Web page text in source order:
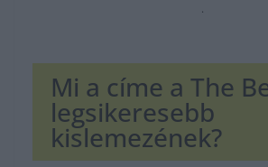
.
Mi a címe a The
legsikeresebb
kislemezének?